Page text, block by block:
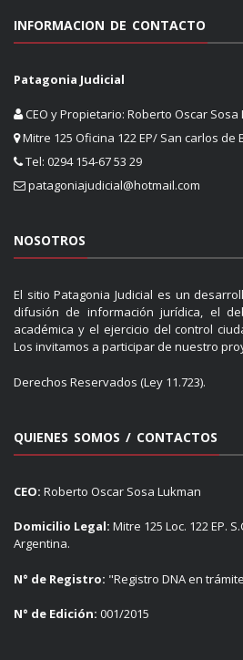
INFORMACION DE CONTACTO
Patagonia Judicial
CEO y Propietario: Roberto Oscar Sosa
Mitre 125 Oficina 122 EP/ San carlos de
Tel: 0294 154-67 53 29
patagoniajudicial@hotmail.com
NOSOTROS
El sitio Patagonia Judicial es un
difusión de información jurídica, el
académica y el ejercicio del control
Los invitamos a participar de nuestro
Derechos Reservados (Ley 11.723).
QUIENES SOMOS / CONTACTOS
CEO: Roberto Oscar Sosa Lukman
Domicilio Legal: Mitre 125 Loc. 122 EP.
Argentina.
N° de Registro: "Registro DNA en
N° de Edición: 001/2015